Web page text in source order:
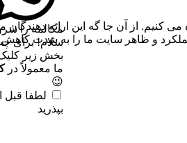
کنیم. از آن جا گه این ارائه
و ظاهر سایت ما را به شدت کاهش
مکالمه را
سلام! برای
بخش زیر
ما معمولاً در
😉
لطفا قبل
بپذرید